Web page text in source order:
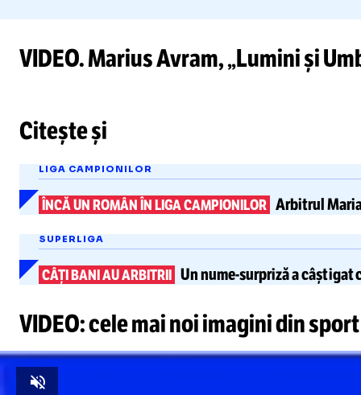
VIDEO. Marius Avram, „Lumini și
Citește și
LIGA CAMPIONILOR
ÎNCĂ UN ROMÂN ÎN LIGA CAMPIONILOR Arbitrul
SUPERLIGA
CÂȚI BANI AU ARBITRII Unnume-surprizăa câștigat
VIDEO: cele mai noi imagini din sport
Unmute